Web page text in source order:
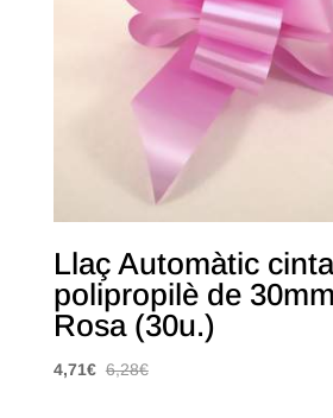
Llaç Automàtic cinta
polipropilè de
Rosa (30u.)
4,71€ 6,28€